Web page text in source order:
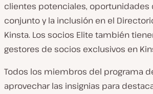
clientes potenciales, oportunidades
conjunto y la inclusión en el
Kinsta. Los socios Elite también
gestores de socios exclusivos en
Todos los miembros del programa
aprovechar las insignias para